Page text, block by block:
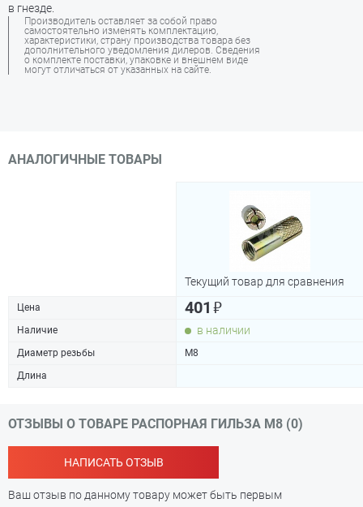
в гнезде.
Производитель оставляет за собой право
самостоятельно изменять комплектацию,
характеристики, страну производства товара без
дополнительного уведомления дилеров. Сведения
о комплекте поставки, упаковке и внешнем виде
могут отличаться от указанных на сайте.
АНАЛОГИЧНЫЕ ТОВАРЫ
Текущий товар для сравнения
Цена 401 ₽
Наличие в наличии
Диаметр резьбы
М8
Длина
ОТЗЫВЫ О ТОВАРЕ РАСПОРНАЯ ГИЛЬЗА М8 (0)
НАПИСАТЬ ОТЗЫВ
Ваш отзыв по данному товару может быть первым